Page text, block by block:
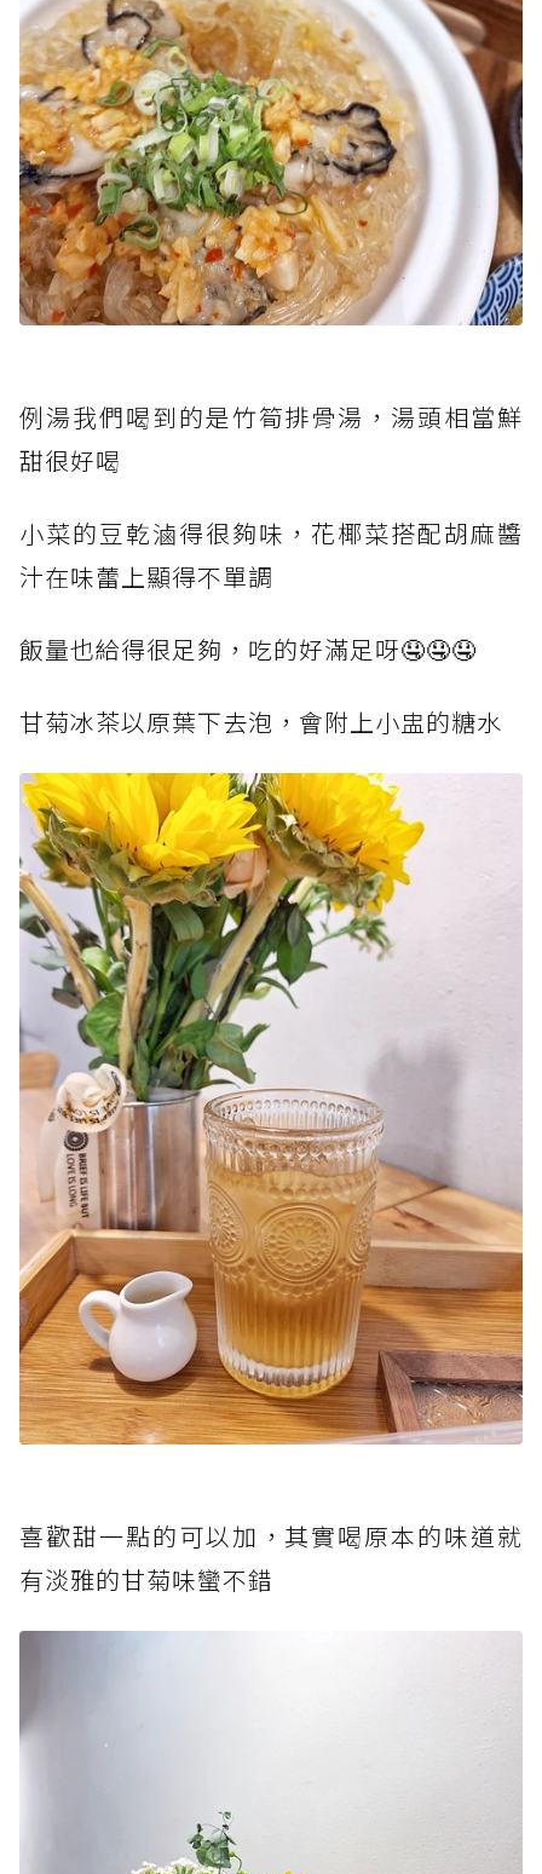
例湯我們喝到的是竹筍排骨湯，湯頭相當鮮
甜很好喝
小菜的豆乾滷得很夠味，花椰菜搭配胡麻醬
汁在味蕾上顯得不單調
飯量也給得很足夠，吃的好滿足呀🤤🤤🤤
甘菊冰茶以原葉下去泡，會附上小盅的糖水
喜歡甜一點的可以加，其實喝原本的味道就
有淡雅的甘菊味蠻不錯